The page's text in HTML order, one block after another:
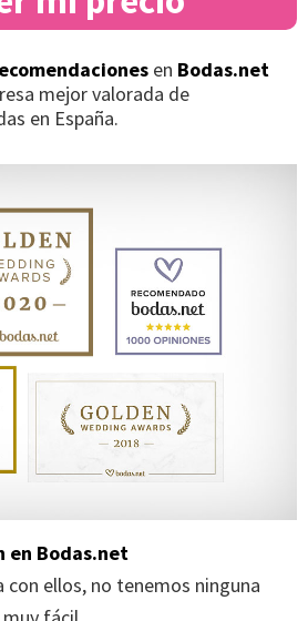
en Bodas.net
mejor valorada de
en España.
en Bodas.net
ellos, no tenemos ninguna